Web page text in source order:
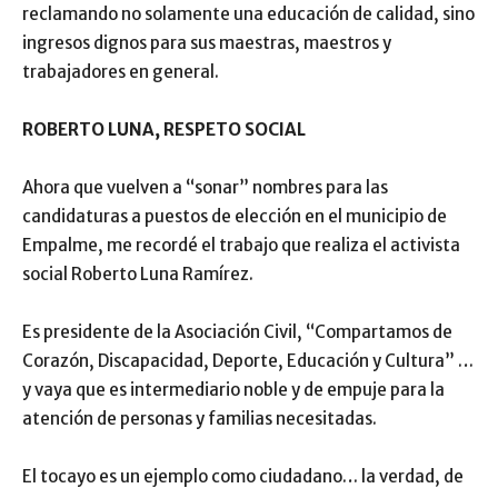
reclamando no solamente una educación de calidad, sino
ingresos dignos para sus maestras, maestros y
trabajadores en general.
ROBERTO LUNA, RESPETO SOCIAL
Ahora que vuelven a “sonar” nombres para las
candidaturas a puestos de elección en el municipio de
Empalme, me recordé el trabajo que realiza el activista
social Roberto Luna Ramírez.
Es presidente de la Asociación Civil, “Compartamos de
Corazón, Discapacidad, Deporte, Educación y Cultura” …
y vaya que es intermediario noble y de empuje para la
atención de personas y familias necesitadas.
El tocayo es un ejemplo como ciudadano… la verdad, de